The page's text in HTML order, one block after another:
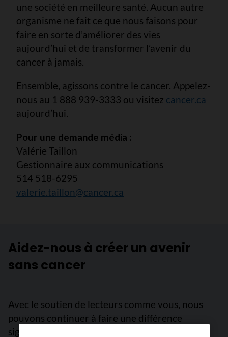
une société en meilleure santé. Aucun autre
organisme ne fait ce que nous faisons pour
faire en sorte d’améliorer des vies
aujourd’hui et de transformer l’avenir du
cancer à jamais.
Ensemble, agissons contre le cancer. Appelez-
nous au 1 888 939-3333 ou visitez cancer.ca
aujourd’hui.
Pour une demande média :
Valérie Taillon
Gestionnaire aux communications
514 518-6295
valerie.taillon@cancer.ca
Aidez-nous à créer un avenir
sans cancer
Avec le soutien de lecteurs comme vous, nous
pouvons continuer à faire une différence
significative pour les personnes atteintes de